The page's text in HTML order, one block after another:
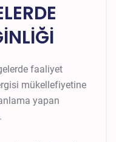
faaliyet
mükellefiyetine
yapan